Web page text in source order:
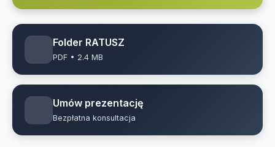
Folder RATUSZ
PDF • 2.4 MB
Umów prezentację
Bezpłatna konsultacja